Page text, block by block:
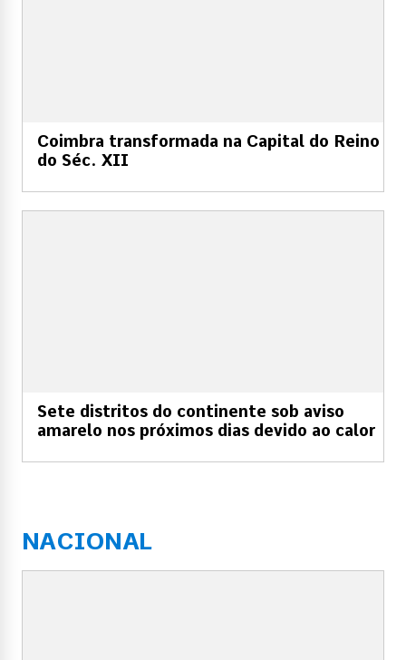
Coimbra transformada na Capital do Reino
do Séc. XII
Sete distritos do continente sob aviso
amarelo nos próximos dias devido ao calor
NACIONAL